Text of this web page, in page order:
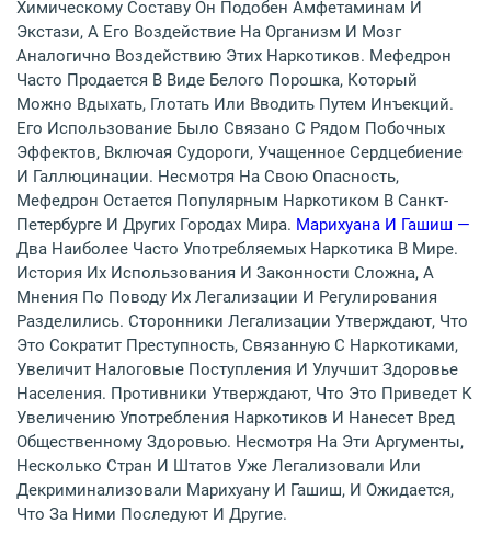
Химическому Составу Он Подобен Амфетаминам И
Экстази, А Его Воздействие На Организм И Мозг
Аналогично Воздействию Этих Наркотиков. Мефедрон
Часто Продается В Виде Белого Порошка, Который
Можно Вдыхать, Глотать Или Вводить Путем Инъекций.
Его Использование Было Связано С Рядом Побочных
Эффектов, Включая Судороги, Учащенное Сердцебиение
И Галлюцинации. Несмотря На Свою Опасность,
Мефедрон Остается Популярным Наркотиком В Санкт-
Петербурге И Других Городах Мира. Марихуана И Гашиш —
Два Наиболее Часто Употребляемых Наркотика В Мире.
История Их Использования И Законности Сложна, А
Мнения По Поводу Их Легализации И Регулирования
Разделились. Сторонники Легализации Утверждают, Что
Это Сократит Преступность, Связанную С Наркотиками,
Увеличит Налоговые Поступления И Улучшит Здоровье
Населения. Противники Утверждают, Что Это Приведет К
Увеличению Употребления Наркотиков И Нанесет Вред
Общественному Здоровью. Несмотря На Эти Аргументы,
Несколько Стран И Штатов Уже Легализовали Или
Декриминализовали Марихуану И Гашиш, И Ожидается,
Что За Ними Последуют И Другие.